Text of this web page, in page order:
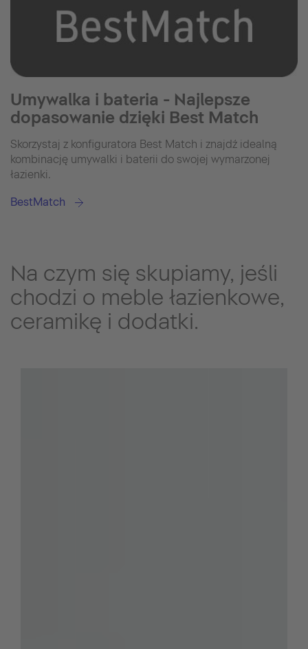
Umywalka i bateria - Najlepsze
dopasowanie dzięki Best Match
Skorzystaj z konfiguratora Best Match i znajdź idealną
kombinację umywalki i baterii do swojej wymarzonej
łazienki.
BestMatch
Na czym się skupiamy, jeśli
chodzi o meble łazienkowe,
ceramikę i dodatki.